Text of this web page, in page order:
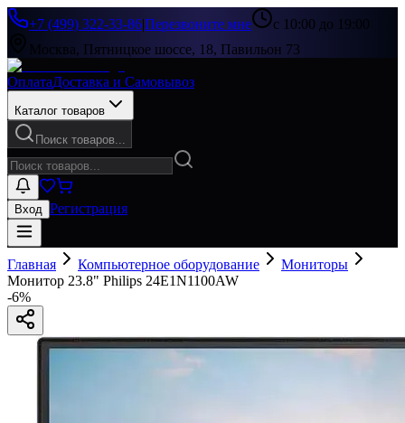
+7 (499) 322-33-86|Перезвоните мне
с 10:00 до 19:00
Москва, Пятницкое шоссе, 18, Павильон 73
ОплатаДоставка и Самовывоз
Каталог товаров
Поиск товаров...
Вход Регистрация
Главная Компьютерное оборудование
Мониторы
Монитор 23.8" Philips 24E1N1100AW
-6%